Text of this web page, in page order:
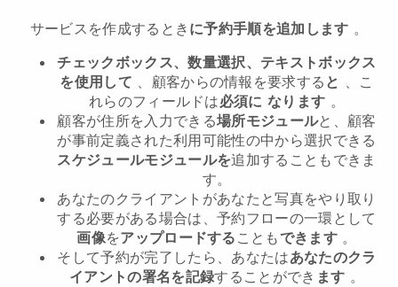
サービスを作成するとき に予約手順を追加します 。
チェックボックス、数量選択、テキストボックス
を使用して 、顧客からの情報を要求する と 、こ
れらのフィールドは必須に なります 。
顧客が住所を入力できる場所モジュールと、顧客
が事前定義された利用可能性の中から選択できる
スケジュールモジュールを追加することもできま
す。
あなたのクライアントがあなたと写真をやり取り
する必要がある場合は、予約フローの一環として
画像をアップロードする こともできます 。
そして予約が完了したら、あなたはあなたのクラ
イアントの署名を記録することができ ます 。